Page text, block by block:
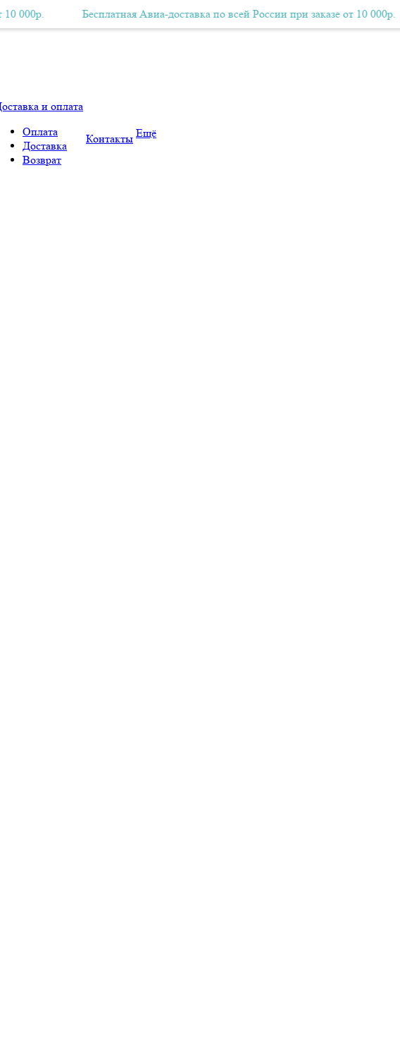
заказе от 10 000р. Бесплатная Авиа-доставка по всей России при заказе
Бесплатная Авиа-доставка по всей России при заказе от 10 000р.
и оплата
Оплата
Доставка
Возврат
Контакты Ещё